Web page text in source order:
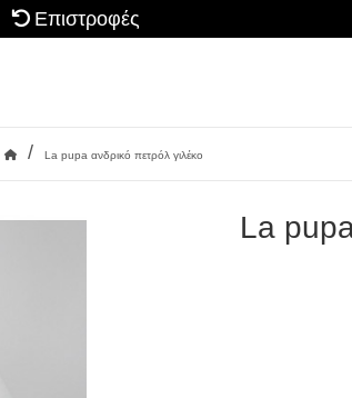
Επιστροφές
/ La pupa ανδρικό πετρόλ γιλέκο
La